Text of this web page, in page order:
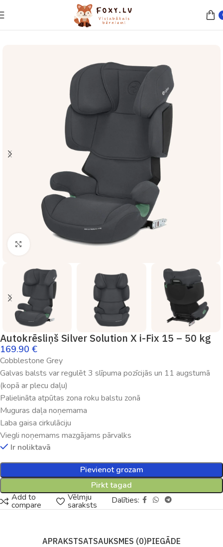
Sākums Autokrēsli
Autokrēsliņš Silver Solution X i-Fix 15 – 50 kg
169.90 €
Cobblestone Grey
Galvas balsts var regulēt 3 slīpuma pozīcijās un 11 augstumā
(kopā ar plecu daļu)
Palielināta atpūtas zona roku balstu zonā
Muguras daļa noņemama
Laba gaisa cirkulāciju
Viegli noņemams mazgājams pārvalks
Ir noliktavā
Pievienot grozam
Pirkt tagad
Add to
compare
Vēlmju
saraksts Dalīties:
APRAKSTSATSAUKSMES (0)PIEGĀDE